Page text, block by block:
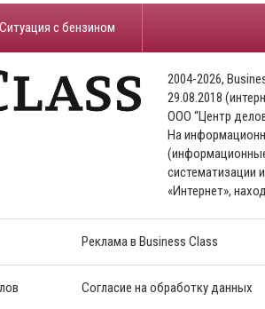
​Ситуация с бензином
2004-2026,
29.08.2018
ООО “Центр
На
систематизации
«Интернет»,
Реклама в Business Class
Согласие на обработку данных